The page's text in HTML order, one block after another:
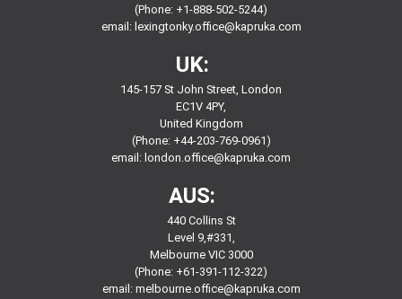
(Phone: +1-888-502-5244)
email: lexingtonky.office@kapruka.com
UK:
145-157 St John Street, London
EC1V 4PY,
United Kingdom
(Phone: +44-203-769-0961)
email: london.office@kapruka.com
AUS:
440 Collins St
Level 9,#331,
Melbourne VIC 3000
(Phone: +61-391-112-322)
email: melbourne.office@kapruka.com